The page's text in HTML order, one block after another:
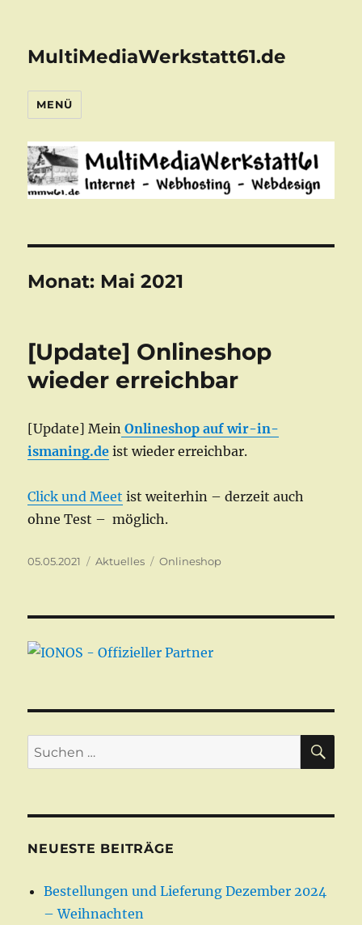
MultiMediaWerkstatt61.de
MENÜ
Monat: Mai 2021
[Update] Onlineshop
wieder erreichbar
[Update] Mein Onlineshop auf wir-in-
ismaning.de ist wieder erreichbar.
Click und Meet ist weiterhin – derzeit auch
ohne Test – möglich.
Veröffentlicht
05.05.2021 Kategorien
Aktuelles Schlagwörter
Onlineshop
Suchen
nach:
NEUESTE BEITRÄGE
Bestellungen und Lieferung Dezember 2024
– Weihnachten